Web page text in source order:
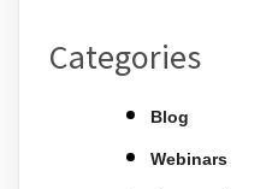
Categories
Blog
Webinars